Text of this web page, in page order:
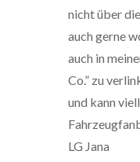
nicht über
auch gerne
auch in
Co.” zu
und kann
LG Jana